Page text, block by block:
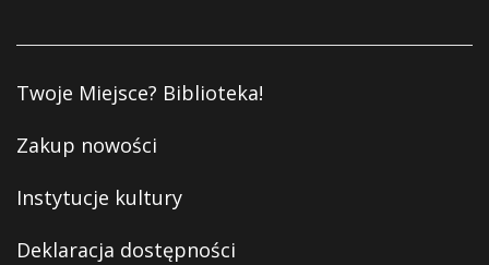
Twoje Miejsce? Biblioteka!
Zakup nowości
Instytucje kultury
Deklaracja dostępności